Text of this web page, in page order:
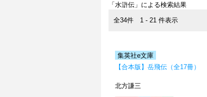
「水滸伝」による検索結果
全34件 1 - 21 件表示
集英社e文庫
【合本版】岳飛伝（全17冊）
北方謙三